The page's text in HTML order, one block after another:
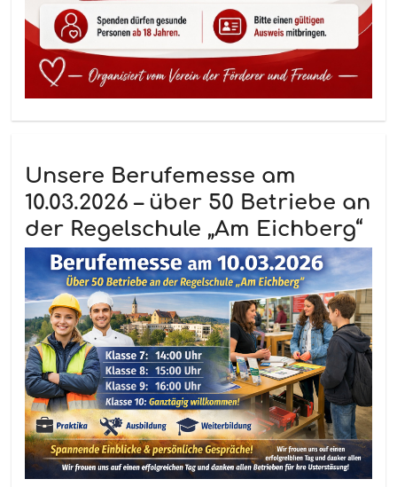
Unsere Berufemesse am
10.03.2026 – über 50 Betriebe an
der Regelschule „Am Eichberg“